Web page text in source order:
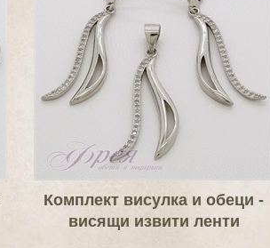
Комплект висулка и обеци -
висящи извити ленти